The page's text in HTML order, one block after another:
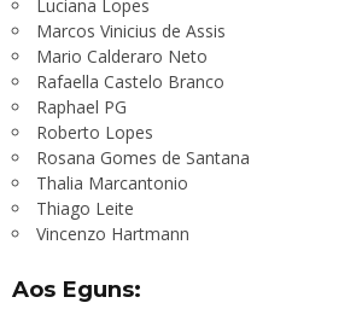
Luciana Lopes
Marcos Vinicius de Assis
Mario Calderaro Neto
Rafaella Castelo Branco
Raphael PG
Roberto Lopes
Rosana Gomes de Santana
Thalia Marcantonio
Thiago Leite
Vincenzo Hartmann
Aos Eguns: